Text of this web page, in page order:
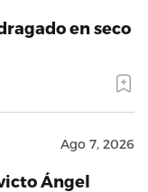
en seco
Ago 7, 2026
Ángel